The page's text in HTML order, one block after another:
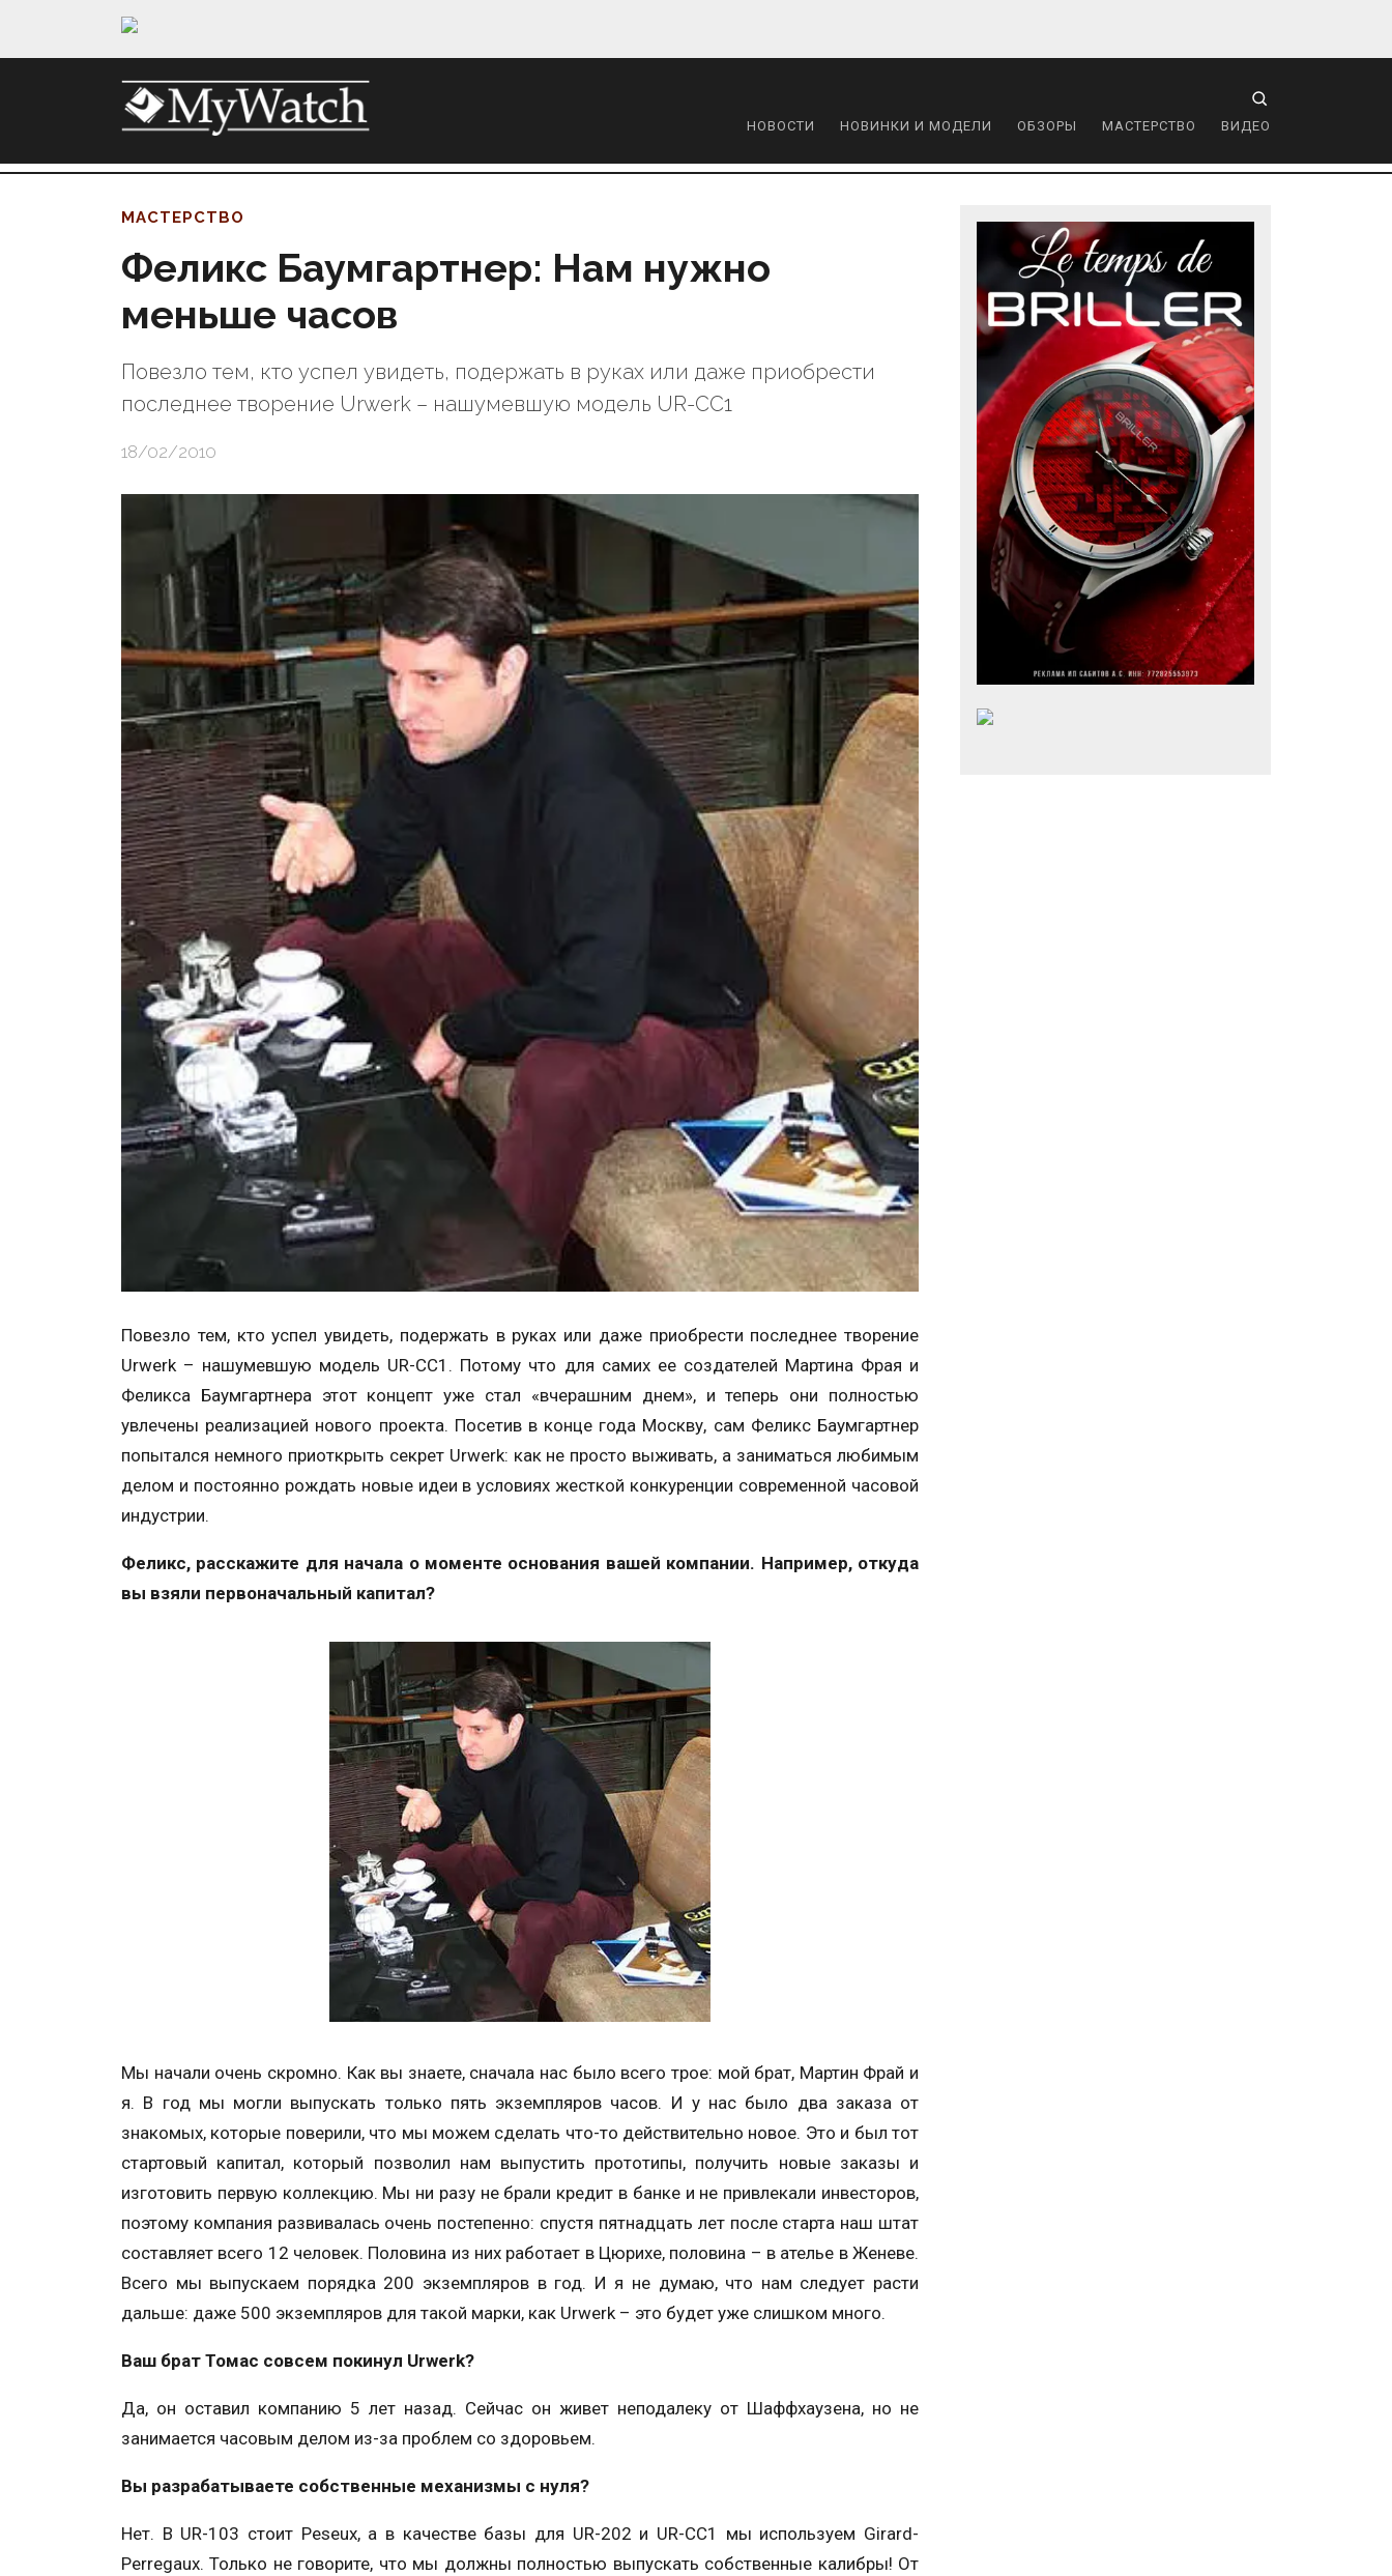
НОВОСТИ НОВИНКИ И МОДЕЛИ ОБЗОРЫ МАСТЕРСТВО ВИДЕО
МАСТЕРСТВО
Феликс Баумгартнер: Нам нужно
меньше часов
Повезло тем, кто успел увидеть, подержать в руках или даже приобрести
последнее творение Urwerk – нашумевшую модель UR-CC1
18/02/2010
Повезло тем, кто успел увидеть, подержать в руках или даже приобрести последнее творение
Urwerk – нашумевшую модель UR-CC1. Потому что для самих ее создателей Мартина Фрая и
Феликса Баумгартнера этот концепт уже стал «вчерашним днем», и теперь они полностью
увлечены реализацией нового проекта. Посетив в конце года Москву, сам Феликс Баумгартнер
попытался немного приоткрыть секрет Urwerk: как не просто выживать, а заниматься любимым
делом и постоянно рождать новые идеи в условиях жесткой конкуренции современной часовой
индустрии.
Феликс, расскажите для начала о моменте основания вашей компании. Например, откуда
вы взяли первоначальный капитал?
Мы начали очень скромно. Как вы знаете, сначала нас было всего трое: мой брат, Мартин Фрай и
я. В год мы могли выпускать только пять экземпляров часов. И у нас было два заказа от
знакомых, которые поверили, что мы можем сделать что-то действительно новое. Это и был тот
стартовый капитал, который позволил нам выпустить прототипы, получить новые заказы и
изготовить первую коллекцию. Мы ни разу не брали кредит в банке и не привлекали инвесторов,
поэтому компания развивалась очень постепенно: спустя пятнадцать лет после старта наш штат
составляет всего 12 человек. Половина из них работает в Цюрихе, половина – в ателье в Женеве.
Всего мы выпускаем порядка 200 экземпляров в год. И я не думаю, что нам следует расти
дальше: даже 500 экземпляров для такой марки, как Urwerk – это будет уже слишком много.
Ваш брат Томас совсем покинул Urwerk?
Да, он оставил компанию 5 лет назад. Сейчас он живет неподалеку от Шаффхаузена, но не
занимается часовым делом из-за проблем со здоровьем.
Вы разрабатываете собственные механизмы c нуля?
Нет. В UR-103 стоит Peseux, а в качестве базы для UR-202 и UR-CC1 мы используем Girard-
Perregaux. Только не говорите, что мы должны полностью выпускать собственные калибры! От